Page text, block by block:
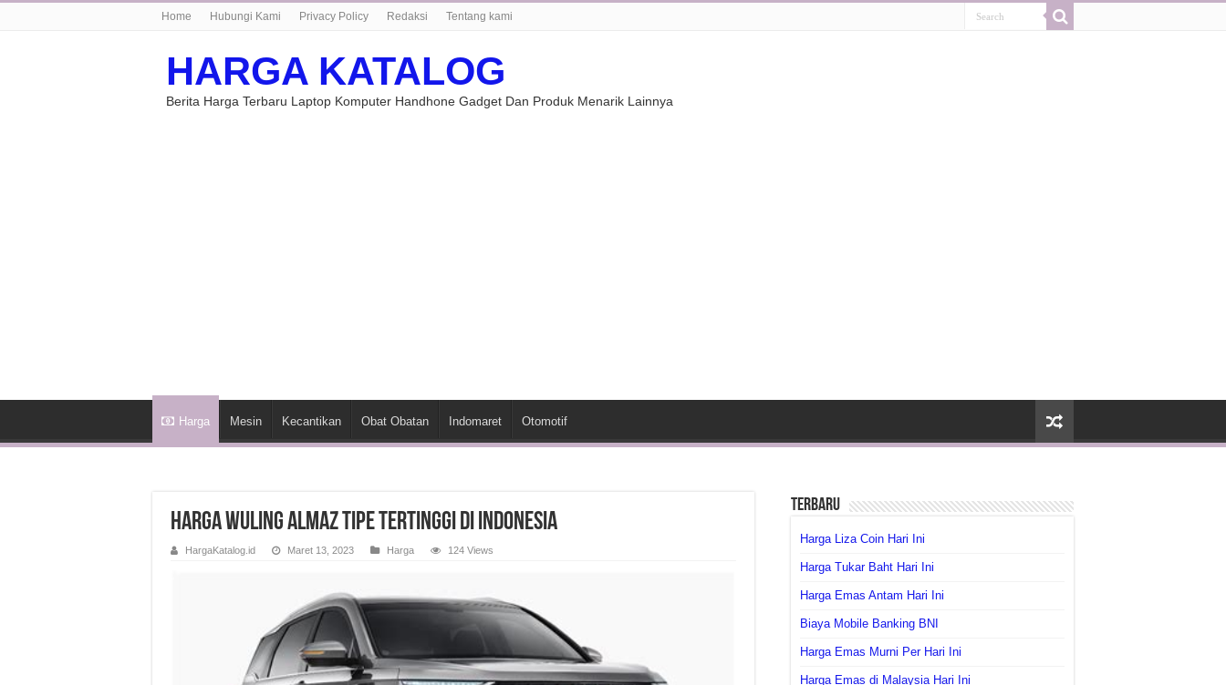
Home Hubungi Kami Privacy Policy Redaksi Tentang kami
HARGA KATALOG
Berita Harga Terbaru Laptop Komputer Handhone Gadget Dan Produk Menarik Lainnya
Harga Mesin Kecantikan Obat Obatan Indomaret Otomotif
Harga Wuling Almaz Tipe Tertinggi di Indonesia
HargaKatalog.id Maret 13, 2023 Harga 124 Views
Terbaru
Harga Liza Coin Hari Ini
Harga Tukar Baht Hari Ini
Harga Emas Antam Hari Ini
Biaya Mobile Banking BNI
Harga Emas Murni Per Hari Ini
Harga Emas di Malaysia Hari Ini